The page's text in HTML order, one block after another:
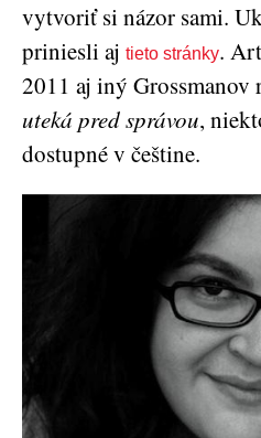
vytvoriť si názor sami.
priniesli aj tieto stránky.
2011 aj iný Grossmanov
uteká pred správou,
dostupné v češtine.